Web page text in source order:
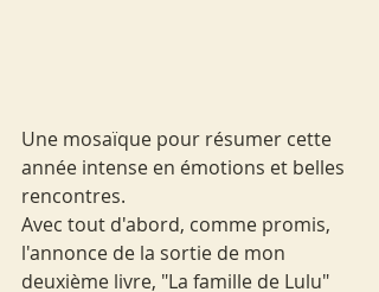
Une mosaïque pour résumer cette
année intense en émotions et belles
rencontres.
Avec tout d'abord, comme promis,
l'annonce de la sortie de mon
deuxième livre, "La famille de Lulu"